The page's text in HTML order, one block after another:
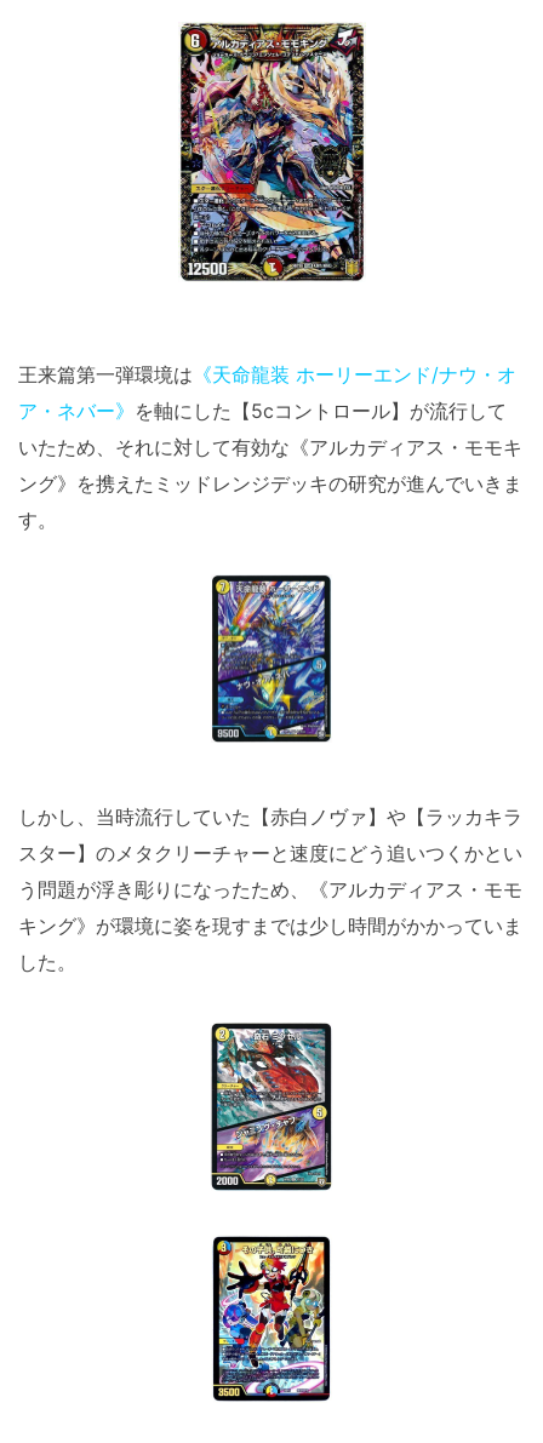
王来篇第一弾環境は 《天命龍装 ホーリーエンド/ナウ・オ
ア・ネバー》 を軸にした【5cコントロール】が流行して
いたため、それに対して有効な《アルカディアス・モモキ
ング》を携えたミッドレンジデッキの研究が進んでいきま
す。
しかし、当時流行していた【赤白ノヴァ】や【ラッカキラ
スター】のメタクリーチャーと速度にどう追いつくかとい
う問題が浮き彫りになったため、《アルカディアス・モモ
キング》が環境に姿を現すまでは少し時間がかかっていま
した。